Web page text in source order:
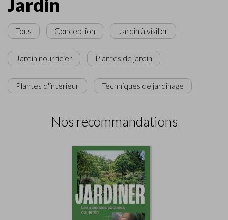
Tous Conception Jardin à visiter
Jardin nourricier Plantes de jardin
Plantes d'intérieur Techniques de jardinage
Nos recommandations